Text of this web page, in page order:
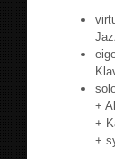
+
+
+